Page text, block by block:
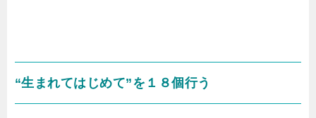
“生まれてはじめて”を１８個行う